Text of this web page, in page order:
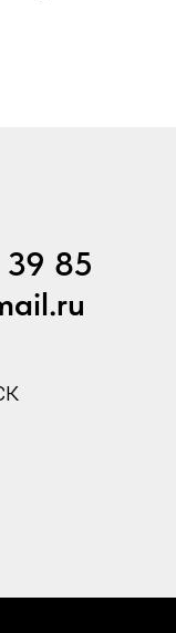
39 85